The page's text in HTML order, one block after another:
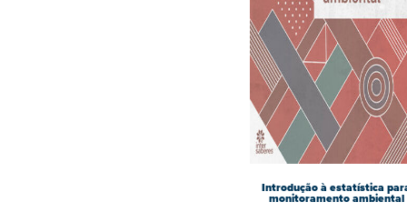
Introdução à estatística
monitoramento ambiental